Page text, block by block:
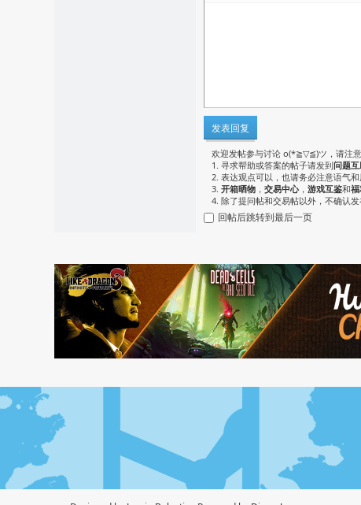
发表回复
欢迎发帖参与讨论 o(*≧▽≦)ツ，请注意
1. 寻求帮助或答案的帖子请发到问题
2. 表达观点可以，也请务必注意语气
3. 开箱晒物 ， 交易中心， 游戏互鉴和
4. 除了提问帖和交易帖以外，不确认
回帖后跳转到最后一页